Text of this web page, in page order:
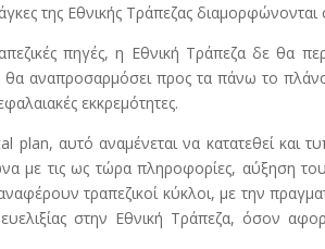
της Εθνικής Τράπεζας
πηγές, η Εθνική Τράπεζα δε θα
αναπροσαρμόσει προς τα πάνω το
εκκρεμότητες.
plan, αυτό αναμένεται να κατατεθεί και
με τις ως τώρα πληροφορίες, αύξηση
τραπεζικοί κύκλοι, με την
στην Εθνική Τράπεζα, όσον